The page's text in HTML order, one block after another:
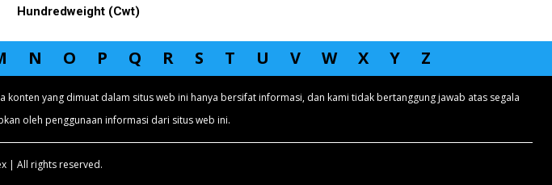
Hundredweight (Cwt)
N O P Q R S T U V W X Y Z
yang dimuat dalam situs web ini hanya bersifat informasi, dan kami tidak bertanggung jawab atas segala
oleh penggunaan informasi dari situs web ini.
| All rights reserved.